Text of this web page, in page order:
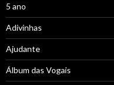
5 ano
Adivinhas
Ajudante
Álbum das Vogais